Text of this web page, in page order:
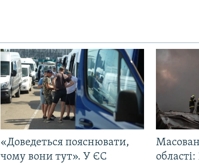
«Доведеться пояснювати,
чому вони тут». У ЄС